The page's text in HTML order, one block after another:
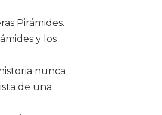
Pirámides.
y los
nunca
de una